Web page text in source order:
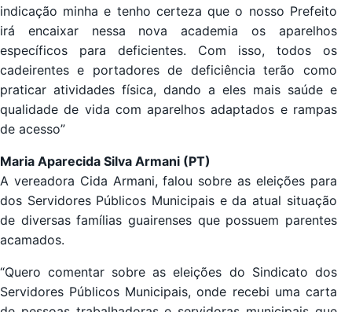
indicação minha e tenho certeza que o nosso Prefeito
irá encaixar nessa nova academia os aparelhos
específicos para deficientes. Com isso, todos os
cadeirentes e portadores de deficiência terão como
praticar atividades física, dando a eles mais saúde e
qualidade de vida com aparelhos adaptados e rampas
de acesso”
Maria Aparecida Silva Armani (PT)
A vereadora Cida Armani, falou sobre as eleições para
dos Servidores Públicos Municipais e da atual situação
de diversas famílias guairenses que possuem parentes
acamados.
“Quero comentar sobre as eleições do Sindicato dos
Servidores Públicos Municipais, onde recebi uma carta